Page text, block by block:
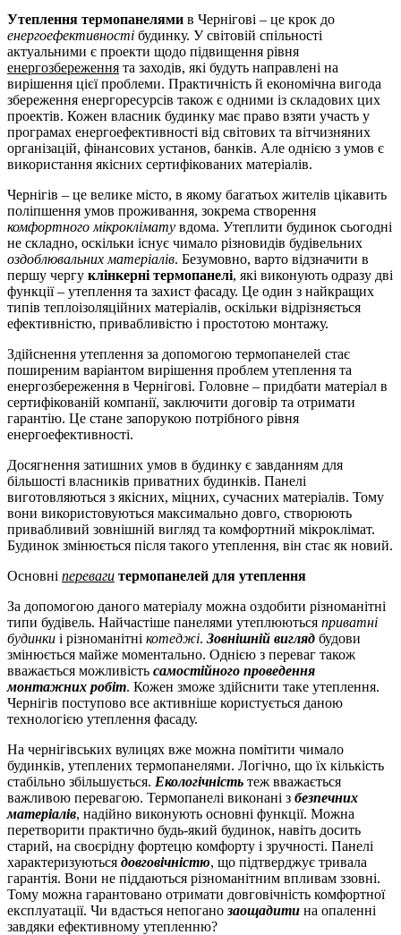
Утеплення термопанелями в Чернігові – це крок до
енергоефективності будинку. У світовій спільності
актуальними є проекти щодо підвищення рівня
енергозбереження та заходів, які будуть направлені на
вирішення цієї проблеми. Практичність й економічна вигода
збереження енергоресурсів також є одними із складових цих
проектів. Кожен власник будинку має право взяти участь у
програмах енергоефективності від світових та вітчизняних
організацій, фінансових установ, банків. Але однією з умов є
використання якісних сертифікованих матеріалів.
Чернігів – це велике місто, в якому багатьох жителів цікавить
поліпшення умов проживання, зокрема створення
комфортного мікроклімату вдома. Утеплити будинок сьогодні
не складно, оскільки існує чимало різновидів будівельних
оздоблювальних матеріалів. Безумовно, варто відзначити в
першу чергу клінкерні термопанелі, які виконують одразу дві
функції – утеплення та захист фасаду. Це один з найкращих
типів теплоізоляційних матеріалів, оскільки відрізняється
ефективністю, привабливістю і простотою монтажу.
Здійснення утеплення за допомогою термопанелей стає
поширеним варіантом вирішення проблем утеплення та
енергозбереження в Чернігові. Головне – придбати матеріал в
сертифікованій компанії, заключити договір та отримати
гарантію. Це стане запорукою потрібного рівня
енергоефективності.
Досягнення затишних умов в будинку є завданням для
більшості власників приватних будинків. Панелі
виготовляються з якісних, міцних, сучасних матеріалів. Тому
вони використовуються максимально довго, створюють
привабливий зовнішній вигляд та комфортний мікроклімат.
Будинок змінюється після такого утеплення, він стає як новий.
Основні переваги термопанелей для утеплення
За допомогою даного матеріалу можна оздобити різноманітні
типи будівель. Найчастіше панелями утеплюються приватні
будинки і різноманітні котеджі. Зовнішній вигляд будови
змінюється майже моментально. Однією з переваг також
вважається можливість самостійного проведення
монтажних робіт. Кожен зможе здійснити таке утеплення.
Чернігів поступово все активніше користується даною
технологією утеплення фасаду.
На чернігівських вулицях вже можна помітити чимало
будинків, утеплених термопанелями. Логічно, що їх кількість
стабільно збільшується. Екологічність теж вважається
важливою перевагою. Термопанелі виконані з безпечних
матеріалів, надійно виконують основні функції. Можна
перетворити практично будь-який будинок, навіть досить
старий, на своєрідну фортецю комфорту і зручності. Панелі
характеризуються довговічністю, що підтверджує тривала
гарантія. Вони не піддаються різноманітним впливам ззовні.
Тому можна гарантовано отримати довговічність комфортної
експлуатації. Чи вдасться непогано заощадити на опаленні
завдяки ефективному утепленню?